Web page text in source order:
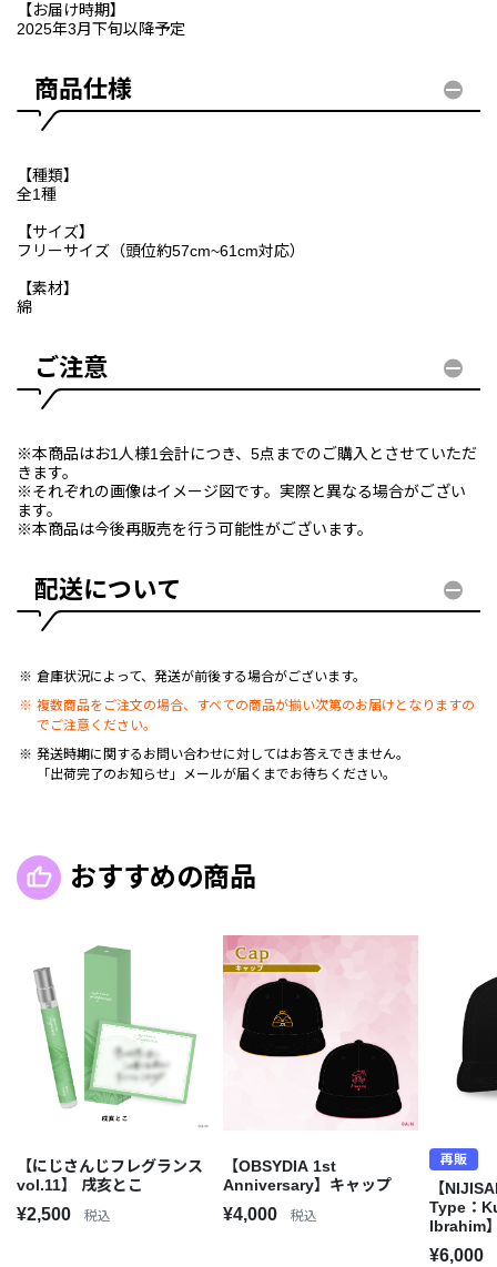
【お届け時期】
2025年3月下旬以降予定
商品仕様
【種類】
全1種
【サイズ】
フリーサイズ（頭位約57cm~61cm対応）
【素材】
綿
ご注意
※本商品はお1人様1会計につき、5点までのご購入とさせていただ
きます。
※それぞれの画像はイメージ図です。実際と異なる場合がござい
ます。
※本商品は今後再販売を行う可能性がございます。
配送について
倉庫状況によって、発送が前後する場合がございます。
複数商品をご注文の場合、すべての商品が揃い次第のお届けとなりますの
でご注意ください。
発送時期に関するお問い合わせに対してはお答えできません。
「出荷完了のお知らせ」メールが届くまでお待ちください。
おすすめの商品
【にじさんじフレグランス
vol.11】 戌亥とこ
¥2,500 税込
【OBSYDIA 1st
Anniversary】キャップ
¥4,000 税込
再販
【
Type：
Ibrahim
¥6,000